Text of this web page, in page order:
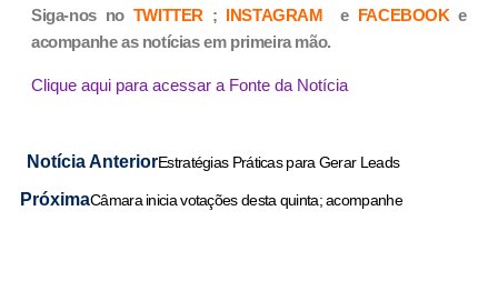
Siga-nos no TWITTER ; INSTAGRAM e FACEBOOK e
acompanhe as notícias em primeira mão.
Clique aqui para acessar a Fonte da Notícia
Notícia AnteriorEstratégias Práticas para Gerar Leads
PróximaCâmara inicia votações desta quinta; acompanhe